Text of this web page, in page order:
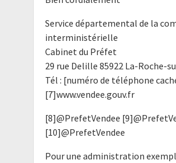
Service départemental de la
interministérielle
Cabinet du Préfet
29 rue Delille 85922 La-Roche-
Tél : [numéro de téléphone
[7]www.vendee.gouv.fr
[8]@PrefetVendee
[10]@PrefetVendee
Pour une administration